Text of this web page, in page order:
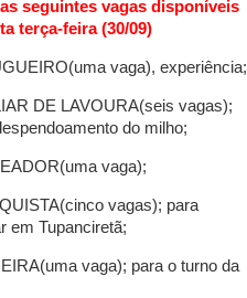
seguintes vagas disponíveis
terça-feira (30/09)
vaga), experiência;
DE LAVOURA(seis vagas);
do milho;
vaga);
vagas); para
em Tupanciretã;
vaga); para o turno da